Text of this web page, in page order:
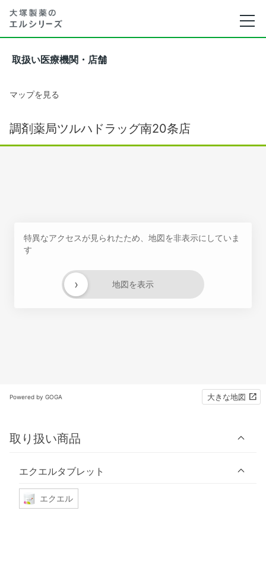
取扱い医療機関・店舗
マップを見る
調剤薬局ツルハドラッグ南20条店
特異なアクセスが見られたため、地図を非表示にしていま
す
地図を表示
›
Powered by GOGA 大きな地図
取り扱い商品
エクエルタブレット
エクエル